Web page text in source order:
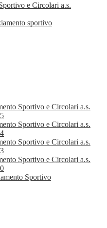
e Circolari a.s.
sportivo
Sportivo e Circolari a.s.
Sportivo e Circolari a.s.
Sportivo e Circolari a.s.
Sportivo e Circolari a.s.
Sportivo